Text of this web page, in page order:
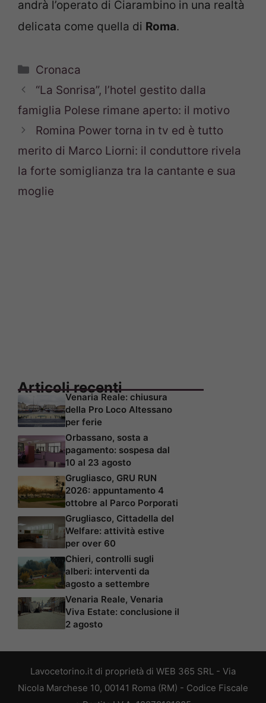
andrà l’operato di Ciarambino in una realtà
delicata come quella di Roma.
Categorie
Cronaca
“La Sonrisa”, l’hotel gestito dalla
famiglia Polese rimane aperto: il motivo
Romina Power torna in tv ed è tutto
merito di Marco Liorni: il conduttore rivela
la forte somiglianza tra la cantante e sua
moglie
Articoli recenti
Venaria Reale: chiusura
della Pro Loco Altessano
per ferie
Orbassano, sosta a
pagamento: sospesa dal
10 al 23 agosto
Grugliasco, GRU RUN
2026: appuntamento 4
ottobre al Parco Porporati
Grugliasco, Cittadella del
Welfare: attività estive
per over 60
Chieri, controlli sugli
alberi: interventi da
agosto a settembre
Venaria Reale, Venaria
Viva Estate: conclusione il
2 agosto
Lavocetorino.it di proprietà di WEB 365 SRL - Via
Nicola Marchese 10, 00141 Roma (RM) - Codice Fiscale